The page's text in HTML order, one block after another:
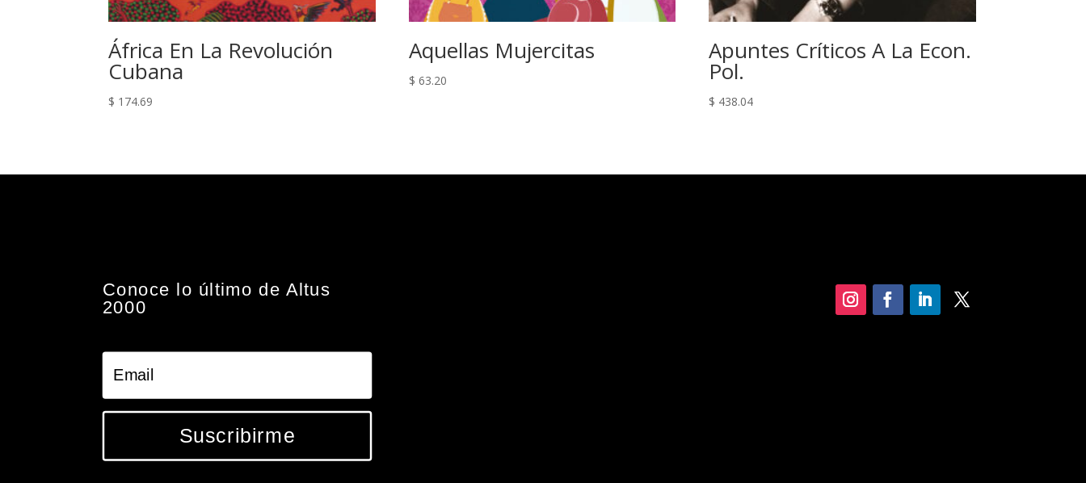
África En La Revolución
Cubana
$ 174.69
Aquellas Mujercitas
$ 63.20
Apuntes Críticos A La Econ.
Pol.
$ 438.04
Conoce lo último de Altus
2000
Suscribirme